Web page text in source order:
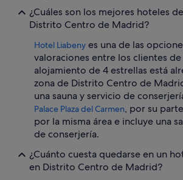
¿Cuáles son los mejores hoteles
Distrito Centro de Madrid?
Hotel Liabeny es una de las
valoraciones entre los clientes de
alojamiento de 4 estrellas está
zona de Distrito Centro de
una sauna y servicio de
Palace Plaza del Carmen, por su
por la misma área e incluye una
de conserjería.
¿Cuánto cuesta quedarse en un
en Distrito Centro de Madrid?